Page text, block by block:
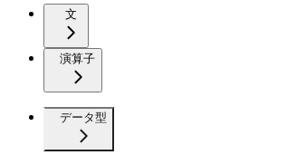
文
演算子
データ型